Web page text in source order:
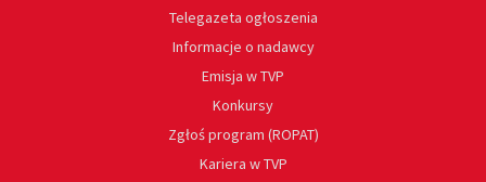
Telegazeta ogłoszenia
Informacje o nadawcy
Emisja w TVP
Konkursy
Zgłoś program (ROPAT)
Kariera w TVP